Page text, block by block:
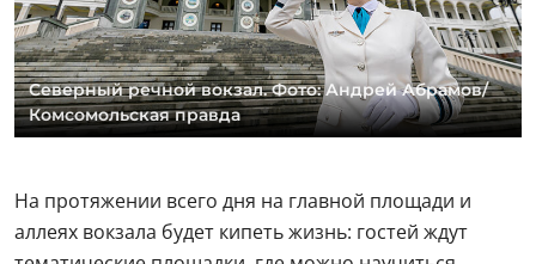
Северный речной вокзал. Фото: Андрей Абрамов/
Комсомольская правда
На протяжении всего дня на главной площади и
аллеях вокзала будет кипеть жизнь: гостей ждут